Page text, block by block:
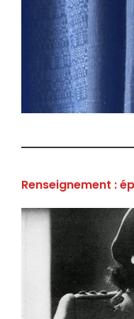
Renseignement :